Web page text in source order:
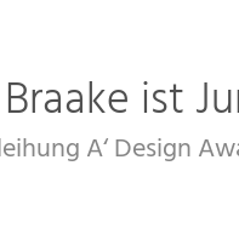
ist
A‘ Design